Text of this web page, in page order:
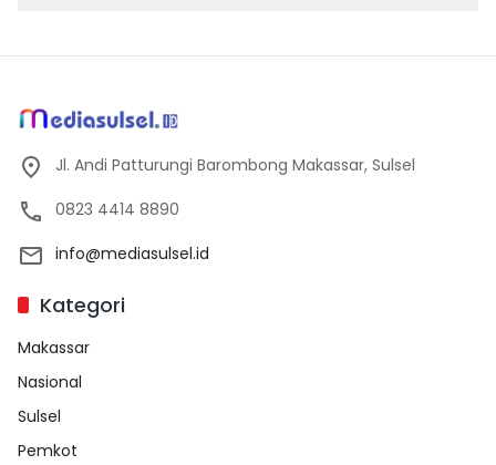
Jl. Andi Patturungi Barombong Makassar, Sulsel
0823 4414 8890
info@mediasulsel.id
Kategori
Makassar
Nasional
Sulsel
Pemkot